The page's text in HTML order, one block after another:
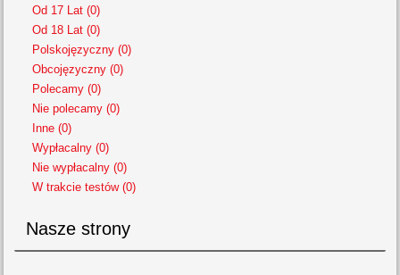
Od 17 Lat (0)
Od 18 Lat (0)
Polskojęzyczny (0)
Obcojęzyczny (0)
Polecamy (0)
Nie polecamy (0)
Inne (0)
Wypłacalny (0)
Nie wypłacalny (0)
W trakcie testów (0)
Nasze strony